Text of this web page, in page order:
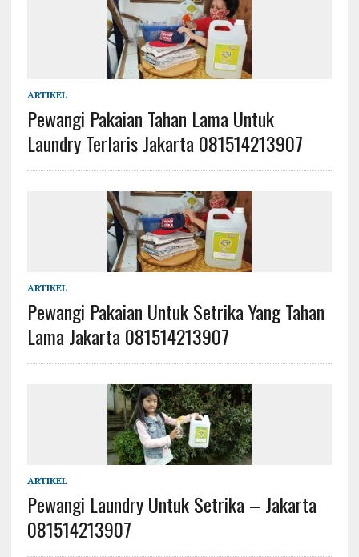
ARTIKEL
Pewangi Pakaian Tahan Lama Untuk
Laundry Terlaris Jakarta 081514213907
ARTIKEL
Pewangi Pakaian Untuk Setrika Yang Tahan
Lama Jakarta 081514213907
ARTIKEL
Pewangi Laundry Untuk Setrika – Jakarta
081514213907